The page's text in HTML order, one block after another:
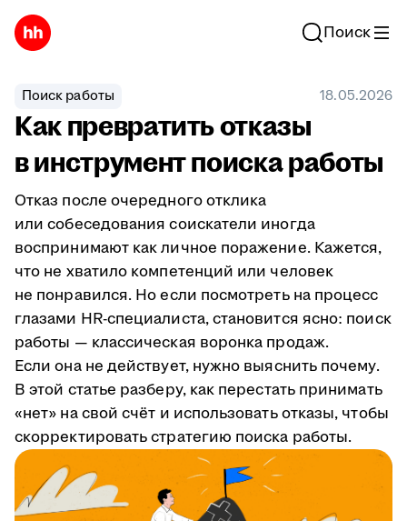
Поиск
Поиск работы 18.05.2026
Как превратить отказы
в инструмент поиска работы
Отказ после очередного отклика
или собеседования соискатели иногда
воспринимают как личное поражение. Кажется,
что не хватило компетенций или человек
не понравился. Но если посмотреть на процесс
глазами HR-специалиста, становится ясно: поиск
работы — классическая воронка продаж.
Если она не действует, нужно выяснить почему.
В этой статье разберу, как перестать принимать
«нет» на свой счёт и использовать отказы, чтобы
скорректировать стратегию поиска работы.